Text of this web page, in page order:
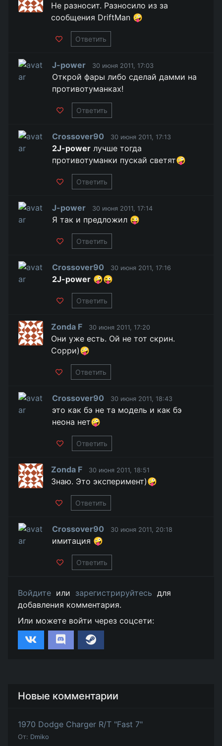
Не разносит. Разносило из за
сообщения DriftMan 🤪
Ответить
J-power 30 июня 2011, 17:03
Открой фары либо сделай дамми на
противотуманках!
Ответить
Crossover90 30 июня 2011, 17:13
2J-power лучше тогда
противотуманки пускай светят🤪
Ответить
J-power 30 июня 2011, 17:14
Я так и предложил 😜
Ответить
Crossover90 30 июня 2011, 17:16
2J-power 🤪😜
Ответить
Zonda F 30 июня 2011, 17:20
Они уже есть. Ой не тот скрин.
Сорри)🤪
Ответить
Crossover90 30 июня 2011, 18:43
это как бэ не та модель и как бэ
неона нет🤪
Ответить
Zonda F 30 июня 2011, 18:51
Знаю. Это эксперимент)🤪
Ответить
Crossover90 30 июня 2011, 20:18
имитация 🤪
Ответить
Войдите или зарегистрируйтесь для
добавления комментария.
Или можете войти через соцсети:
Новые комментарии
1970 Dodge Charger R/T "Fast 7"
От: Dmiko